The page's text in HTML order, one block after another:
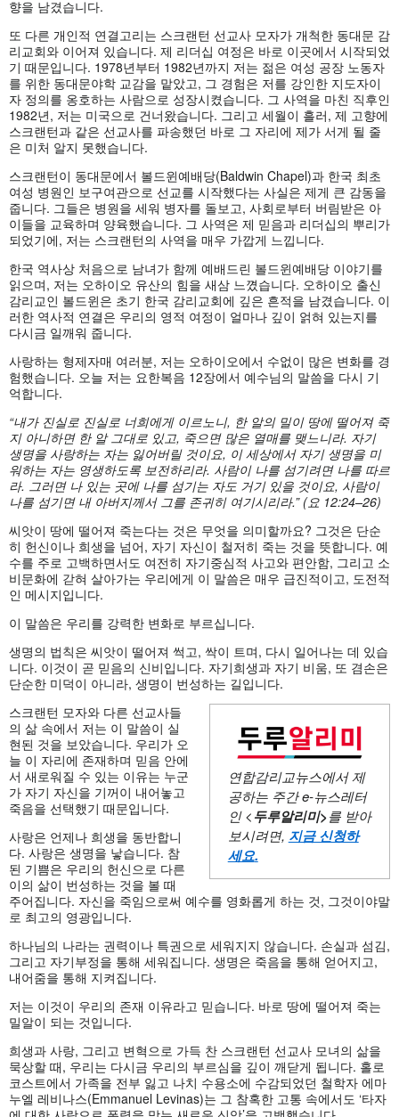
향을 남겼습니다.
또 다른 개인적 연결고리는 스크랜턴 선교사 모자가 개척한 동대문 감
리교회와 이어져 있습니다. 제 리더십 여정은 바로 이곳에서 시작되었
기 때문입니다. 1978년부터 1982년까지 저는 젊은 여성 공장 노동자
를 위한 동대문야학 교감을 맡았고, 그 경험은 저를 강인한 지도자이
자 정의를 옹호하는 사람으로 성장시켰습니다. 그 사역을 마친 직후인
1982년, 저는 미국으로 건너왔습니다. 그리고 세월이 흘러, 제 고향에
스크랜턴과 같은 선교사를 파송했던 바로 그 자리에 제가 서게 될 줄
은 미처 알지 못했습니다.
스크랜턴이 동대문에서 볼드윈예배당(Baldwin Chapel)과 한국 최초
여성 병원인 보구여관으로 선교를 시작했다는 사실은 제게 큰 감동을
줍니다. 그들은 병원을 세워 병자를 돌보고, 사회로부터 버림받은 아
이들을 교육하며 양육했습니다. 그 사역은 제 믿음과 리더십의 뿌리가
되었기에, 저는 스크랜턴의 사역을 매우 가깝게 느낍니다.
한국 역사상 처음으로 남녀가 함께 예배드린 볼드윈예배당 이야기를
읽으며, 저는 오하이오 유산의 힘을 새삼 느꼈습니다. 오하이오 출신
감리교인 볼드윈은 초기 한국 감리교회에 깊은 흔적을 남겼습니다. 이
러한 역사적 연결은 우리의 영적 여정이 얼마나 깊이 얽혀 있는지를
다시금 일깨워 줍니다.
사랑하는 형제자매 여러분, 저는 오하이오에서 수없이 많은 변화를 경
험했습니다. 오늘 저는 요한복음 12장에서 예수님의 말씀을 다시 기
억합니다.
“내가 진실로 진실로 너희에게 이르노니, 한 알의 밀이 땅에 떨어져 죽
지 아니하면 한 알 그대로 있고, 죽으면 많은 열매를 맺느니라. 자기
생명을 사랑하는 자는 잃어버릴 것이요, 이 세상에서 자기 생명을 미
워하는 자는 영생하도록 보전하리라. 사람이 나를 섬기려면 나를 따르
라. 그러면 나 있는 곳에 나를 섬기는 자도 거기 있을 것이요, 사람이
나를 섬기면 내 아버지께서 그를 존귀히 여기시리라.” (요 12:24–26)
씨앗이 땅에 떨어져 죽는다는 것은 무엇을 의미할까요? 그것은 단순
히 헌신이나 희생을 넘어, 자기 자신이 철저히 죽는 것을 뜻합니다. 예
수를 주로 고백하면서도 여전히 자기중심적 사고와 편안함, 그리고 소
비문화에 갇혀 살아가는 우리에게 이 말씀은 매우 급진적이고, 도전적
인 메시지입니다.
이 말씀은 우리를 강력한 변화로 부르십니다.
생명의 법칙은 씨앗이 떨어져 썩고, 싹이 트며, 다시 일어나는 데 있습
니다. 이것이 곧 믿음의 신비입니다. 자기희생과 자기 비움, 또 겸손은
단순한 미덕이 아니라, 생명이 번성하는 길입니다.
연합감리교뉴스에서 제
공하는 주간e-뉴스레터
인 <두루알리미>를 받아
보시려면, 지금 신청하
세요.
스크랜턴 모자와 다른 선교사들
의 삶 속에서 저는 이 말씀이 실
현된 것을 보았습니다. 우리가 오
늘 이 자리에 존재하며 믿음 안에
서 새로워질 수 있는 이유는 누군
가 자기 자신을 기꺼이 내어놓고
죽음을 선택했기 때문입니다.
사랑은 언제나 희생을 동반합니
다. 사랑은 생명을 낳습니다. 참
된 기쁨은 우리의 헌신으로 다른
이의 삶이 번성하는 것을 볼 때
주어집니다. 자신을 죽임으로써 예수를 영화롭게 하는 것, 그것이야말
로 최고의 영광입니다.
하나님의 나라는 권력이나 특권으로 세워지지 않습니다. 손실과 섬김,
그리고 자기부정을 통해 세워집니다. 생명은 죽음을 통해 얻어지고,
내어줌을 통해 지켜집니다.
저는 이것이 우리의 존재 이유라고 믿습니다. 바로 땅에 떨어져 죽는
밀알이 되는 것입니다.
희생과 사랑, 그리고 변혁으로 가득 찬 스크랜턴 선교사 모녀의 삶을
묵상할 때, 우리는 다시금 우리의 부르심을 깊이 깨닫게 됩니다. 홀로
코스트에서 가족을 전부 잃고 나치 수용소에 수감되었던 철학자 에마
누엘 레비나스(Emmanuel Levinas)는 그 참혹한 고통 속에서도 ‘타자